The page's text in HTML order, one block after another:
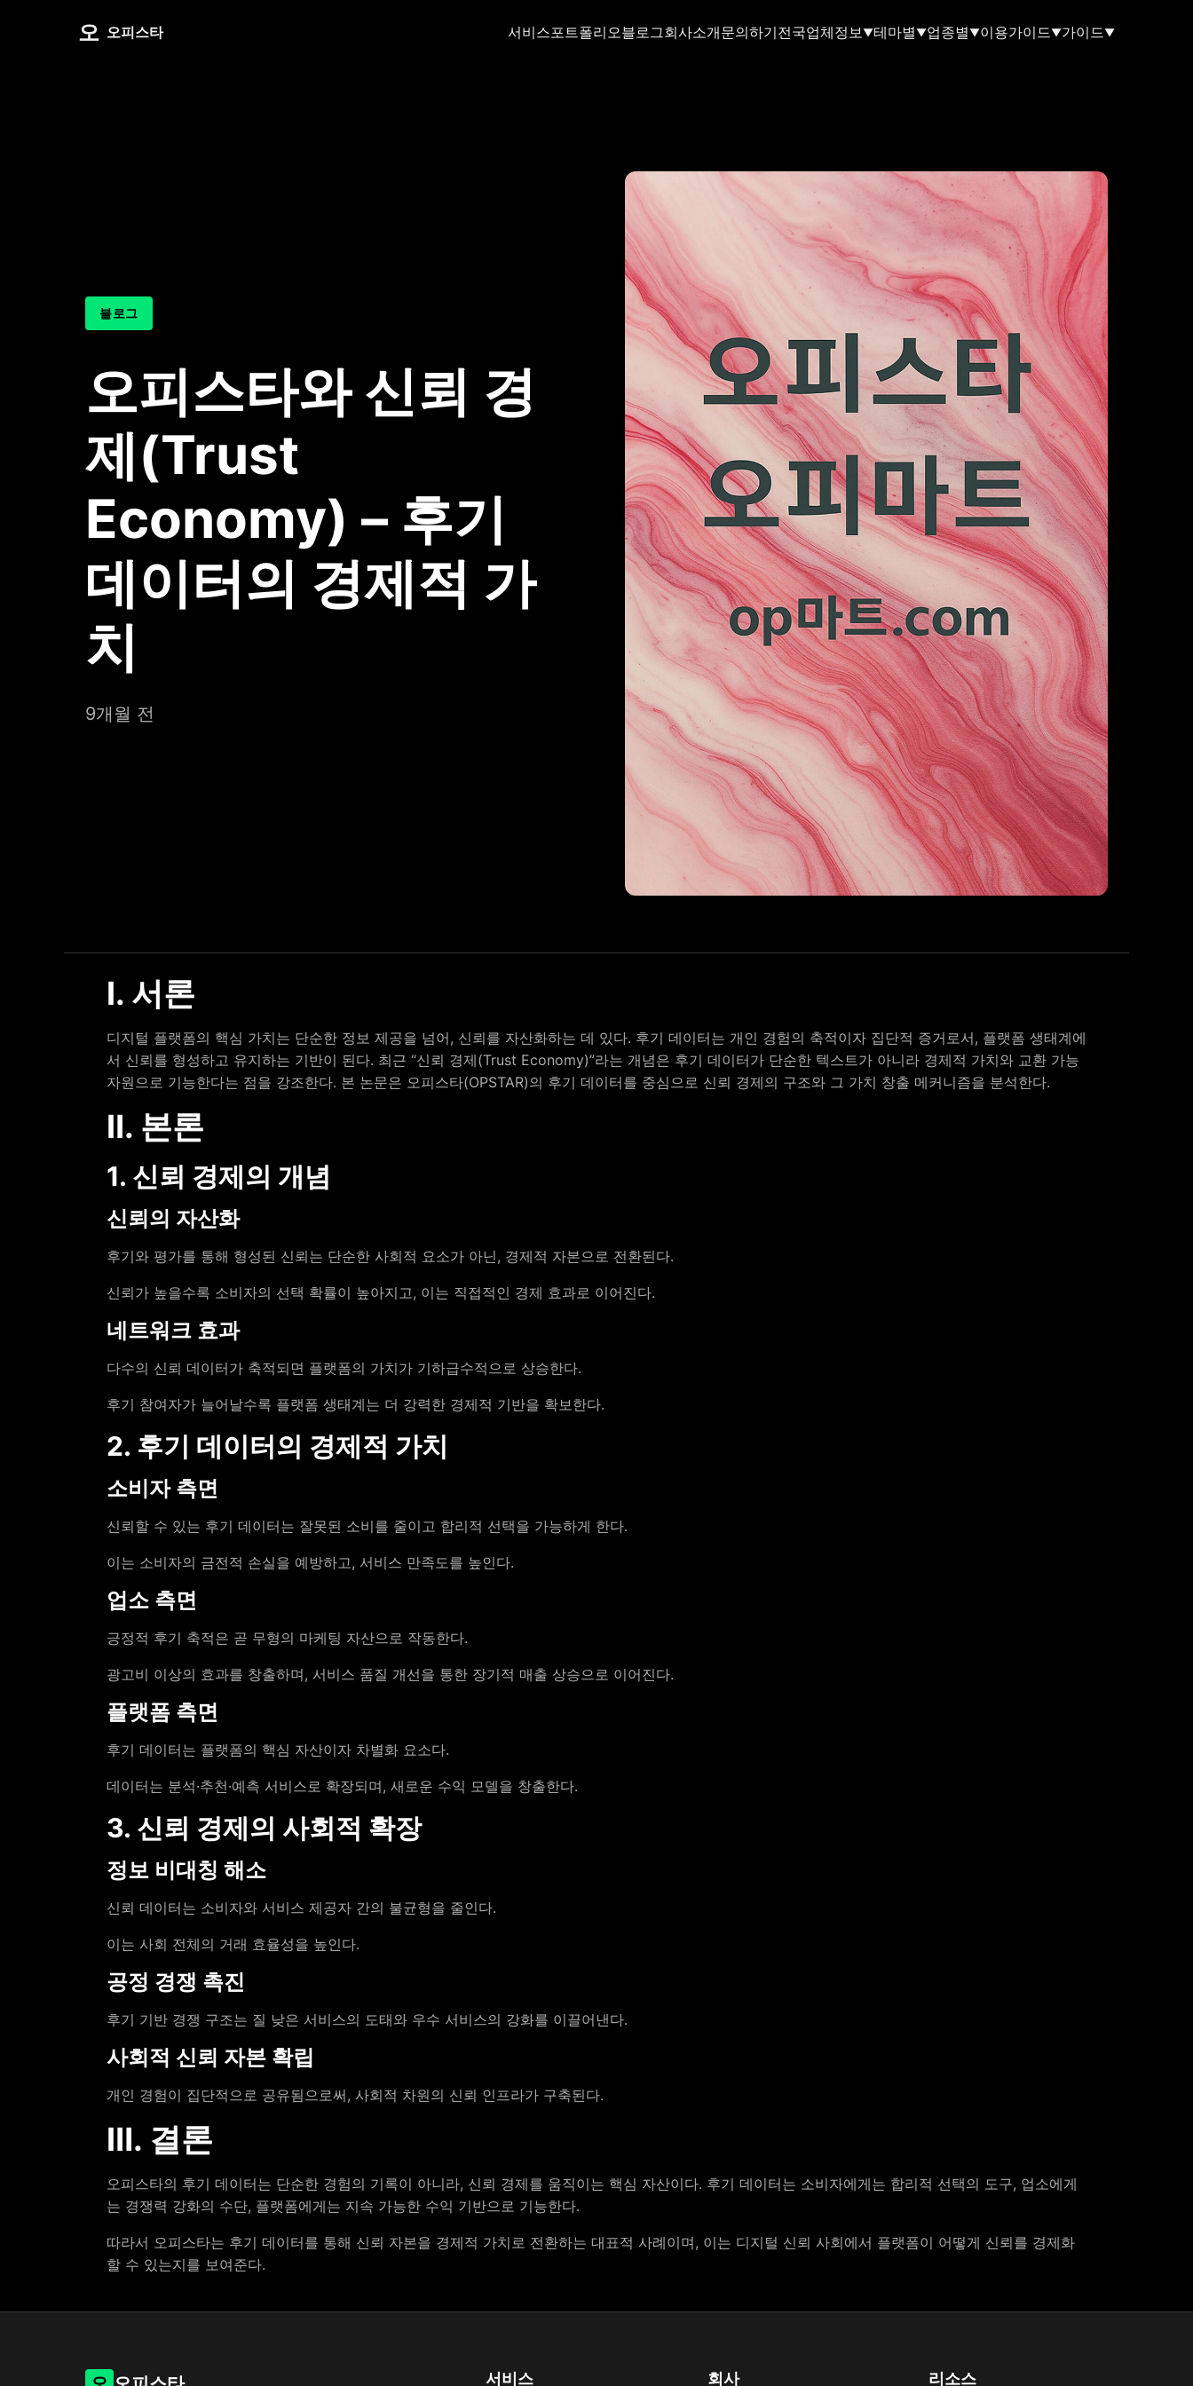
오 오피스타 서비스포트폴리오블로그회사소개문의하기전국업체정보▼테마별▼업종별▼이용가이드▼가이드▼
블로그
오피스타와 신뢰 경
제(Trust
Economy) – 후기
데이터의 경제적 가
치
9개월 전
Ⅰ. 서론
디지털 플랫폼의 핵심 가치는 단순한 정보 제공을 넘어, 신뢰를 자산화하는 데 있다. 후기 데이터는 개인 경험의 축적이자 집단적 증거로서, 플랫폼 생태계에
서 신뢰를 형성하고 유지하는 기반이 된다. 최근 “신뢰 경제(Trust Economy)”라는 개념은 후기 데이터가 단순한 텍스트가 아니라 경제적 가치와 교환 가능
자원으로 기능한다는 점을 강조한다. 본 논문은 오피스타(OPSTAR)의 후기 데이터를 중심으로 신뢰 경제의 구조와 그 가치 창출 메커니즘을 분석한다.
Ⅱ. 본론
1. 신뢰 경제의 개념
신뢰의 자산화
후기와 평가를 통해 형성된 신뢰는 단순한 사회적 요소가 아닌, 경제적 자본으로 전환된다.
신뢰가 높을수록 소비자의 선택 확률이 높아지고, 이는 직접적인 경제 효과로 이어진다.
네트워크 효과
다수의 신뢰 데이터가 축적되면 플랫폼의 가치가 기하급수적으로 상승한다.
후기 참여자가 늘어날수록 플랫폼 생태계는 더 강력한 경제적 기반을 확보한다.
2. 후기 데이터의 경제적 가치
소비자 측면
신뢰할 수 있는 후기 데이터는 잘못된 소비를 줄이고 합리적 선택을 가능하게 한다.
이는 소비자의 금전적 손실을 예방하고, 서비스 만족도를 높인다.
업소 측면
긍정적 후기 축적은 곧 무형의 마케팅 자산으로 작동한다.
광고비 이상의 효과를 창출하며, 서비스 품질 개선을 통한 장기적 매출 상승으로 이어진다.
플랫폼 측면
후기 데이터는 플랫폼의 핵심 자산이자 차별화 요소다.
데이터는 분석·추천·예측 서비스로 확장되며, 새로운 수익 모델을 창출한다.
3. 신뢰 경제의 사회적 확장
정보 비대칭 해소
신뢰 데이터는 소비자와 서비스 제공자 간의 불균형을 줄인다.
이는 사회 전체의 거래 효율성을 높인다.
공정 경쟁 촉진
후기 기반 경쟁 구조는 질 낮은 서비스의 도태와 우수 서비스의 강화를 이끌어낸다.
사회적 신뢰 자본 확립
개인 경험이 집단적으로 공유됨으로써, 사회적 차원의 신뢰 인프라가 구축된다.
Ⅲ. 결론
오피스타의 후기 데이터는 단순한 경험의 기록이 아니라, 신뢰 경제를 움직이는 핵심 자산이다. 후기 데이터는 소비자에게는 합리적 선택의 도구, 업소에게
는 경쟁력 강화의 수단, 플랫폼에게는 지속 가능한 수익 기반으로 기능한다.
따라서 오피스타는 후기 데이터를 통해 신뢰 자본을 경제적 가치로 전환하는 대표적 사례이며, 이는 디지털 신뢰 사회에서 플랫폼이 어떻게 신뢰를 경제화
할 수 있는지를 보여준다.
서비스 회사 리소스